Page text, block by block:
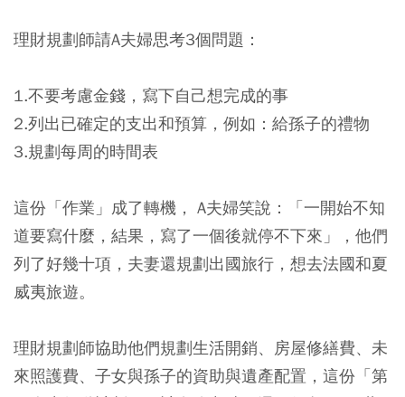
理財規劃師請A夫婦思考3個問題：
1.不要考慮金錢，寫下自己想完成的事
2.列出已確定的支出和預算，例如：給孫子的禮物
3.規劃每周的時間表
這份「作業」成了轉機， A夫婦笑說：「一開始不知
道要寫什麼，結果，寫了一個後就停不下來」，他們
列了好幾十項，夫妻還規劃出國旅行，想去法國和夏
威夷旅遊。
理財規劃師協助他們規劃生活開銷、房屋修繕費、未
來照護費、子女與孫子的資助與遺產配置，這份「第